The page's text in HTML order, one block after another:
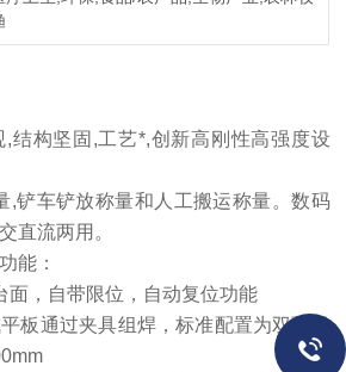
结构坚固,工艺*,创新高刚性高强度设
,铲车铲放称量和人工搬运称量。数码
直流两用。
能：
，自带限位，自动复位功能
通过夹具组焊，标准配置为双面引